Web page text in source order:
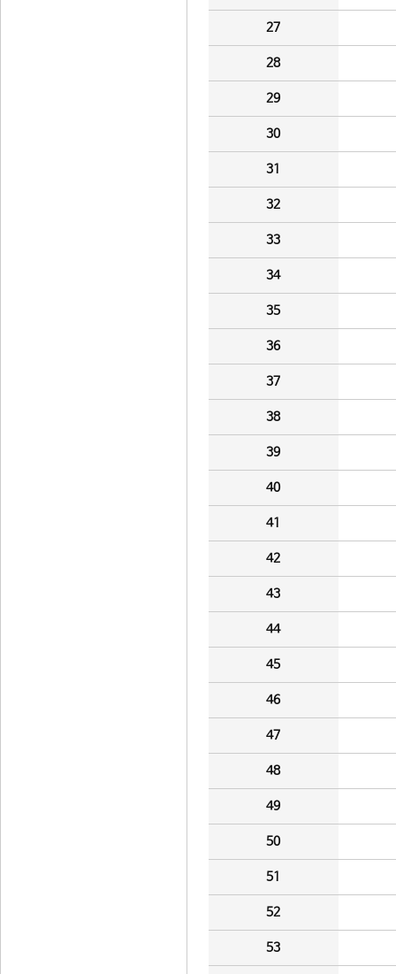
27
28
29
30
31
32
33
34
35
36
37
38
39
40
41
42
43
44
45
46
47
48
49
50
51
52
53